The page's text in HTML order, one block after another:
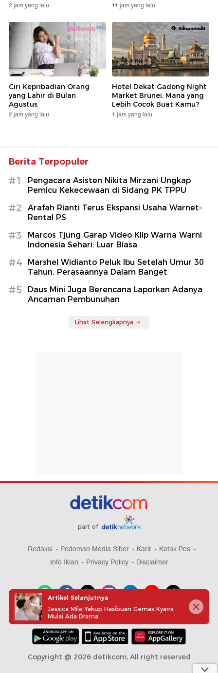
2 jam yang lalu 11 jam yang lalu
Ciri Kepribadian Orang
yang Lahir di Bulan
Agustus
2 jam yang lalu
Hotel Dekat Gadong Night
Market Brunei, Mana yang
Lebih Cocok Buat Kamu?
1 jam yang lalu
Berita Terpopuler
#1
Pengacara Asisten Nikita Mirzani Ungkap
Pemicu Kekecewaan di Sidang PK TPPU
#2
Arafah Rianti Terus Ekspansi Usaha Warnet-
Rental PS
#3
Marcos Tjung Garap Video Klip Warna Warni
Indonesia Sehari: Luar Biasa
#4
Marshel Widianto Peluk Ibu Setelah Umur 30
Tahun, Perasaannya Dalam Banget
#5
Daus Mini Juga Berencana Laporkan Adanya
Ancaman Pembunuhan
Lihat Selengkapnya
part of
Redaksi Pedoman Media Siber Karir
Kotak Pos
Info Iklan
Privacy Policy Disclaimer
Download aplikasi detikcom
Copyright @ 2026 detikcom, All right reserved
Artikel Selanjutnya
Jessica Mila-Yakup Hasibuan Gemas Kyarra
Mulai Ada Drama